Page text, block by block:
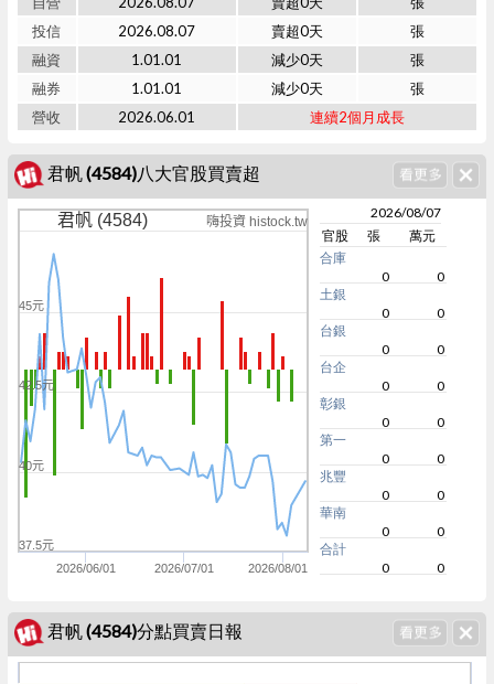
投信
2026.08.07 賣超0天
張
融資
1.01.01 減少0天
張
融券
1.01.01 減少0天
張
營收
2026.06.01 連續2個月成長
君帆 (4584)八大官股買賣超
君帆 (4584) 嗨投資 histock.tw
2026/06/01 2026/07/01 2026/08/01
37.5元
40元
42.5元
45元
2026/08/07
官股
張
萬元
合庫
0
0
土銀
0
0
台銀
0
0
台企
0
0
彰銀
0
0
第一
0
0
兆豐
0
0
華南
0
0
合計
0
0
君帆 (4584)分點買賣日報